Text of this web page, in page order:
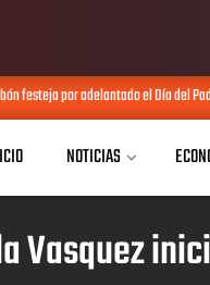
festeja por adelantado el Día del
NOTICIAS
Vasquez